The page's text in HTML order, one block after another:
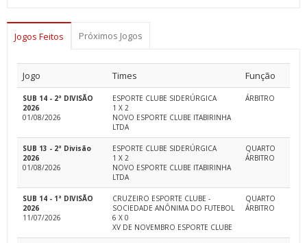
Jogos Feitos Próximos Jogos
Jogo Times Função
SUB 14 - 2ª DIVISÃO
2026
01/08/2026
ESPORTE CLUBE SIDERÚRGICA
1 X 2
NOVO ESPORTE CLUBE ITABIRINHA
LTDA
ÁRBITRO
SUB 13 - 2ª Divisão
2026
01/08/2026
ESPORTE CLUBE SIDERÚRGICA
1 X 2
NOVO ESPORTE CLUBE ITABIRINHA
LTDA
QUARTO
ÁRBITRO
SUB 14 - 1ª DIVISÃO
2026
11/07/2026
CRUZEIRO ESPORTE CLUBE -
SOCIEDADE ANÔNIMA DO FUTEBOL
6 X 0
XV DE NOVEMBRO ESPORTE CLUBE
QUARTO
ÁRBITRO